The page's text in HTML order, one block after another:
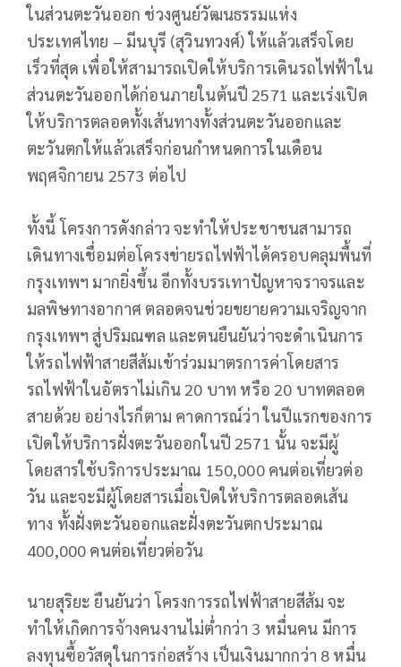
ในส่วนตะวันออก ช่วงศูนย์วัฒนธรรมแห่ง
ประเทศไทย – มีนบุรี (สุวินทวงศ์) ให้แล้วเสร็จโดย
เร็วที่สุด เพื่อให้สามารถเปิดให้บริการเดินรถไฟฟ้าใน
ส่วนตะวันออกได้ก่อนภายในต้นปี 2571 และเร่งเปิด
ให้บริการตลอดทั้งเส้นทางทั้งส่วนตะวันออกและ
ตะวันตกให้แล้วเสร็จก่อนกำหนดการในเดือน
พฤศจิกายน 2573 ต่อไป
ทั้งนี้ โครงการดังกล่าว จะทำให้ประชาชนสามารถ
เดินทางเชื่อมต่อโครงข่ายรถไฟฟ้าได้ครอบคลุมพื้นที่
กรุงเทพฯ มากยิ่งขึ้น อีกทั้งบรรเทาปัญหาจราจรและ
มลพิษทางอากาศ ตลอดจนช่วยขยายความเจริญจาก
กรุงเทพฯ สู่ปริมณฑล และตนยืนยันว่าจะดำเนินการ
ให้รถไฟฟ้าสายสีส้มเข้าร่วมมาตรการค่าโดยสาร
รถไฟฟ้าในอัตราไม่เกิน 20 บาท หรือ 20 บาทตลอด
สายด้วย อย่างไรก็ตาม คาดการณ์ว่า ในปีแรกของการ
เปิดให้บริการฝั่งตะวันออกในปี 2571 นั้น จะมีผู้
โดยสารใช้บริการประมาณ 150,000 คนต่อเที่ยวต่อ
วัน และจะมีผู้โดยสารเมื่อเปิดให้บริการตลอดเส้น
ทาง ทั้งฝั่งตะวันออกและฝั่งตะวันตกประมาณ
400,000 คนต่อเที่ยวต่อวัน
นายสุริยะ ยืนยันว่า โครงการรถไฟฟ้าสายสีส้ม จะ
ทำให้เกิดการจ้างคนงานไม่ต่ำกว่า 3 หมื่นคน มีการ
ลงทุนซื้อวัสดุในการก่อสร้าง เป็นเงินมากกว่า 8 หมื่น